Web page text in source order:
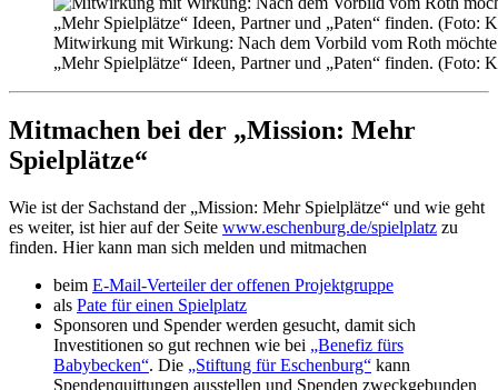
Mitwirkung mit Wirkung: Nach dem Vorbild vom Roth möchte
„Mehr Spielplätze“ Ideen, Partner und „Paten“ finden. (Foto:
Mitmachen bei der „Mission: Mehr
Spielplätze“
Wie ist der Sachstand der „Mission: Mehr Spielplätze“ und wie geht
es weiter, ist hier auf der Seite www.eschenburg.de/spielplatz zu
finden. Hier kann man sich melden und mitmachen
beim E-Mail-Verteiler der offenen Projektgruppe
als Pate für einen Spielplatz
Sponsoren und Spender werden gesucht, damit sich
Investitionen so gut rechnen wie bei „Benefiz fürs
Babybecken“. Die „Stiftung für Eschenburg“ kann
Spendenquittungen ausstellen und Spenden zweckgebunden